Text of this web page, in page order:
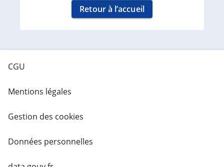
Retour à l’accueil
CGU
Mentions légales
Gestion des cookies
Données personnelles